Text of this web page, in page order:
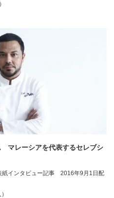
レーシアを代表するセレブシ
インタビュー記事 2016年9月1日配